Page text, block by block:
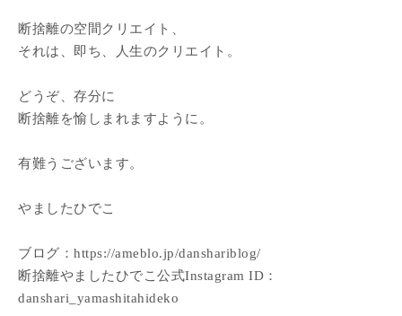
断捨離の空間クリエイト、
それは、即ち、人生のクリエイト。
どうぞ、存分に
断捨離を愉しまれますように。
有難うございます。
やましたひでこ
ブログ：https://ameblo.jp/danshariblog/
断捨離やましたひでこ公式Instagram ID：
danshari_yamashitahideko